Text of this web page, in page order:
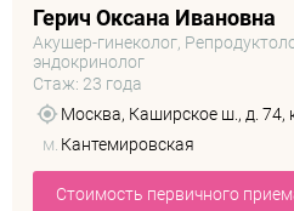
Герич Оксана Ивановна
Акушер-гинеколог,
эндокринолог
Стаж: 23 года
Москва, Каширское ш., д. 74,
м. Кантемировская
Стоимость первичного